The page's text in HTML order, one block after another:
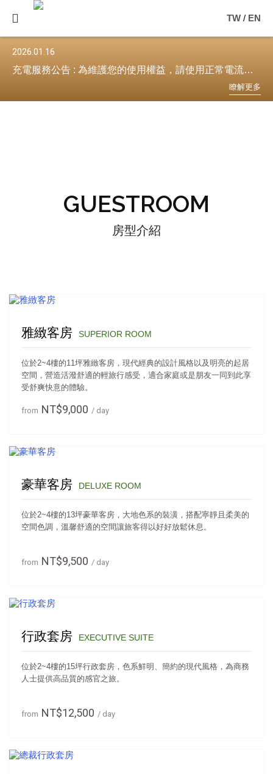
2026.01.16
充電服務公告 : 為維護您的使用權益，請使用正常電流進行充電。
瞭解更多
GUESTROOM
房型介紹
雅緻客房 SUPERIOR ROOM
位於2~4樓的11坪雅緻客房，現代經典的設計風格以及明亮的起居
空間，營造活潑舒適的輕旅行感受，適合家庭或是朋友一同到此享
受舒爽快意的體驗。
from NT$9,000 / day
豪華客房 DELUXE ROOM
位於2~4樓的13坪豪華客房，大地色系的裝潢，搭配寧靜且柔美的
空間色調，溫馨舒適的空間讓旅客得以好好放鬆休息。
from NT$9,500 / day
行政套房 EXECUTIVE SUITE
位於2~4樓的15坪行政套房，色系鮮明、簡約的現代風格，為商務
人士提供高品質的感官之旅。
from NT$12,500 / day
TW / EN